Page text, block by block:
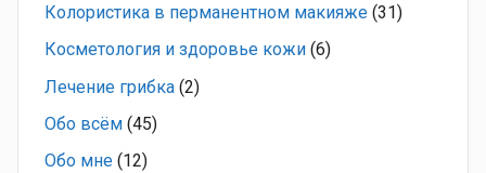
Колористика в перманентном макияже (31)
Косметология и здоровье кожи (6)
Лечение грибка (2)
Обо всём (45)
Обо мне (12)